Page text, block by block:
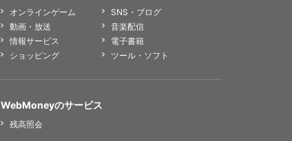
オンラインゲーム
SNS・ブログ
動画・放送
音楽配信
情報サービス
電子書籍
ショッピング
ツール・ソフト
WebMoneyのサービス
残高照会